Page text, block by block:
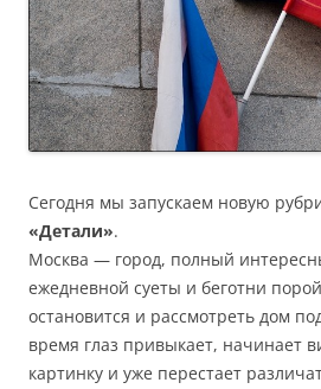
Сегодня мы запускаем новую
«Детали».
Москва — город, полный
ежедневной суеты и беготни
остановится и рассмотреть дом
время глаз привыкает, начинает
картинку и уже перестает